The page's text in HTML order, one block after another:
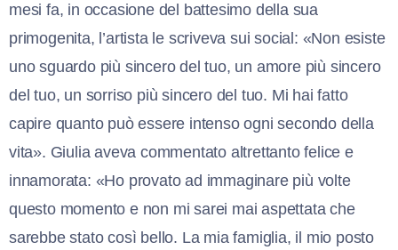
mesi fa, in occasione del battesimo della sua
primogenita, l’artista le scriveva sui social: «Non esiste
uno sguardo più sincero del tuo, un amore più sincero
del tuo, un sorriso più sincero del tuo. Mi hai fatto
capire quanto può essere intenso ogni secondo della
vita». Giulia aveva commentato altrettanto felice e
innamorata: «Ho provato ad immaginare più volte
questo momento e non mi sarei mai aspettata che
sarebbe stato così bello. La mia famiglia, il mio posto